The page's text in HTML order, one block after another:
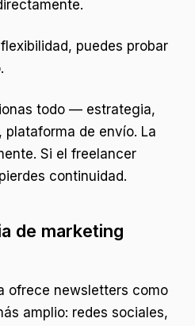
puedes probar
todo — estrategia,
de envío. La
Si el freelancer
continuidad.
de marketing
ofrece newsletters como
amplio: redes sociales,